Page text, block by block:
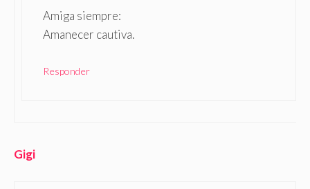
Amiga siempre:
Amanecer cautiva.
Responder
Gigi